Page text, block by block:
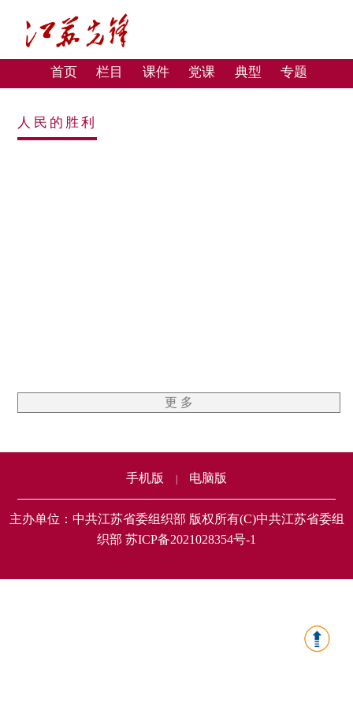
首页 栏目 课件 党课 典型 专题
人民的胜利
更 多
手机版 电脑版
主办单位：中共江苏省委组织部 版权所有(C)中共江苏省委组
织部 苏ICP备2021028354号-1